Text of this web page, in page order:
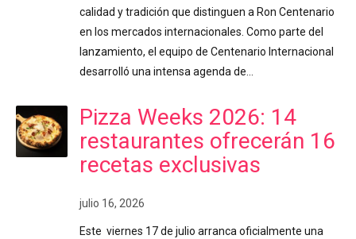
calidad y tradición que distinguen a Ron Centenario
en los mercados internacionales. Como parte del
lanzamiento, el equipo de Centenario Internacional
desarrolló una intensa agenda de…
Pizza Weeks 2026: 14
restaurantes ofrecerán 16
recetas exclusivas
julio 16, 2026
Este viernes 17 de julio arranca oficialmente una